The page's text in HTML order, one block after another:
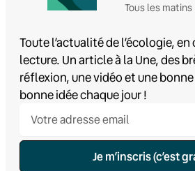
Tous les matins
Toute l’actualité de l’écologie,
lecture. Un article à la Une, des
réflexion, une vidéo et une
bonne idée chaque jour !
Je m’inscris (c’est